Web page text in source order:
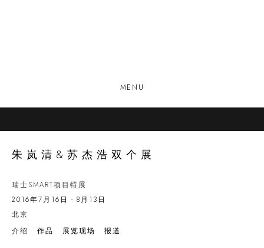
MENU
朱岚清&苏杰浩双个展
瑞士SMART项目特展
2016年7月16日 - 8月13日
北京
介绍
作品 展览现场 报道